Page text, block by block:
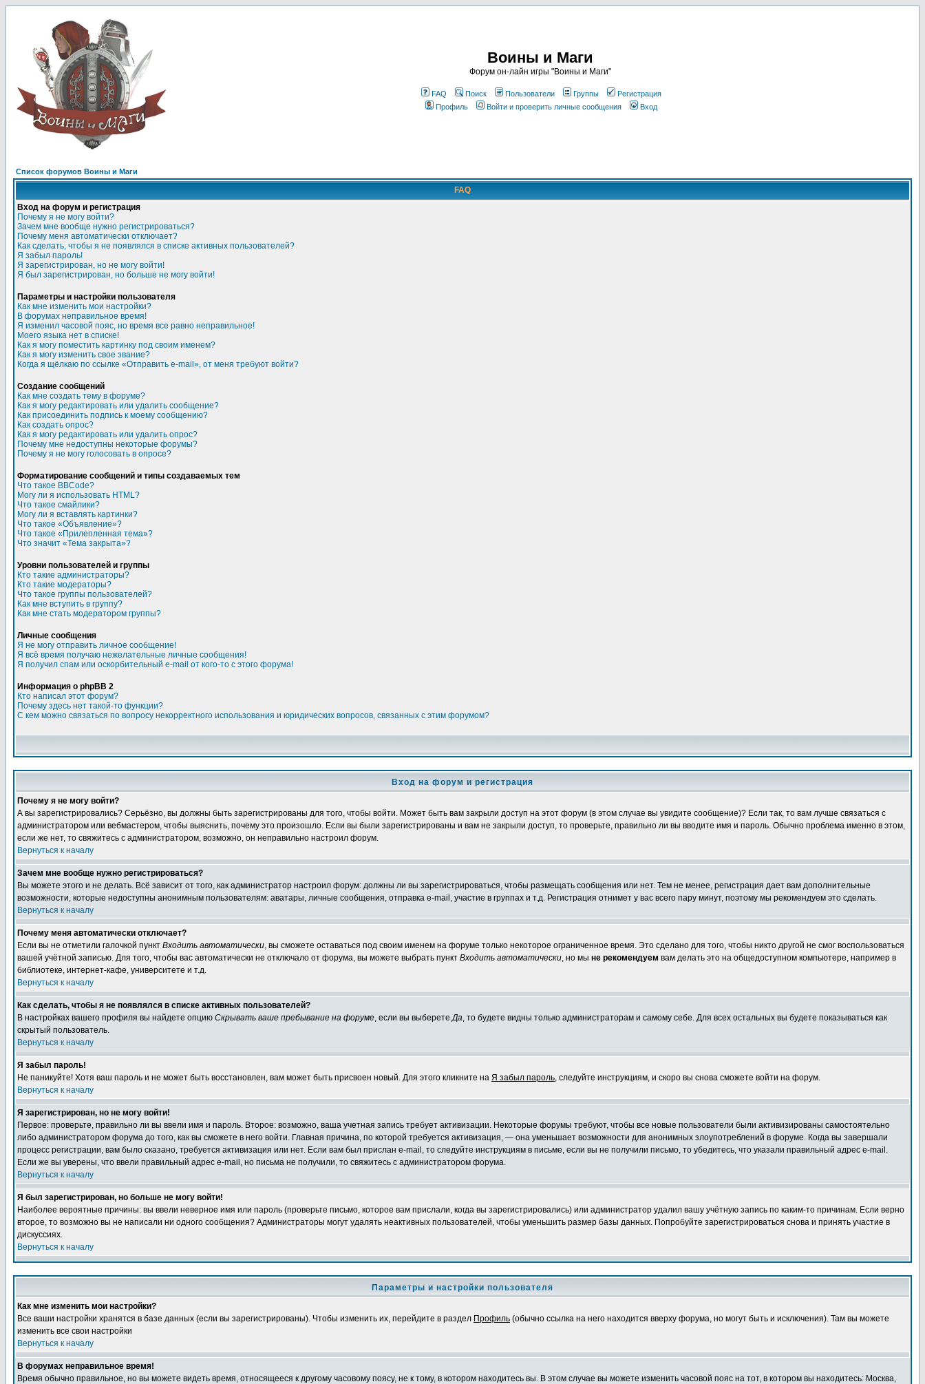
Воины и Маги
Форум он-лайн игры "Воины и Маги"
FAQ Поиск Пользователи Группы
Регистрация
Профиль
Войти и проверить личные сообщения Вход
Список форумов Воины и Маги
FAQ
Вход на форум и регистрация
Почему я не могу войти?
Зачем мне вообще нужно регистрироваться?
Почему меня автоматически отключает?
Как сделать, чтобы я не появлялся в списке активных пользователей?
Я забыл пароль!
Я зарегистрирован, но не могу войти!
Я был зарегистрирован, но больше не могу войти!
Параметры и настройки пользователя
Как мне изменить мои настройки?
В форумах неправильное время!
Я изменил часовой пояс, но время все равно неправильное!
Моего языка нет в списке!
Как я могу поместить картинку под своим именем?
Как я могу изменить свое звание?
Когда я щёлкаю по ссылке «Отправить e-mail», от меня требуют войти?
Создание сообщений
Как мне создать тему в форуме?
Как я могу редактировать или удалить сообщение?
Как присоединить подпись к моему сообщению?
Как создать опрос?
Как я могу редактировать или удалить опрос?
Почему мне недоступны некоторые форумы?
Почему я не могу голосовать в опросе?
Форматирование сообщений и типы создаваемых тем
Что такое BBCode?
Могу ли я использовать HTML?
Что такое смайлики?
Могу ли я вставлять картинки?
Что такое «Объявление»?
Что такое «Прилепленная тема»?
Что значит «Тема закрыта»?
Уровни пользователей и группы
Кто такие администраторы?
Кто такие модераторы?
Что такое группы пользователей?
Как мне вступить в группу?
Как мне стать модератором группы?
Личные сообщения
Я не могу отправить личное сообщение!
Я всё время получаю нежелательные личные сообщения!
Я получил спам или оскорбительный e-mail от кого-то с этого форума!
Информация о phpBB 2
Кто написал этот форум?
Почему здесь нет такой-то функции?
С кем можно связаться по вопросу некорректного использования и юридических вопросов, связанных с этим форумом?
Вход на форум и регистрация
Почему я не могу войти?
А вы зарегистрировались? Серьёзно, вы должны быть зарегистрированы для того, чтобы войти. Может быть вам закрыли доступ на этот форум (в этом случае вы увидите сообщение)? Если так, то вам лучше связаться с
администратором или вебмастером, чтобы выяснить, почему это произошло. Если вы были зарегистрированы и вам не закрыли доступ, то проверьте, правильно ли вы вводите имя и пароль. Обычно проблема именно в этом,
если же нет, то свяжитесь с администратором, возможно, он неправильно настроил форум.
Вернуться к началу
Зачем мне вообще нужно регистрироваться?
Вы можете этого и не делать. Всё зависит от того, как администратор настроил форум: должны ли вы зарегистрироваться, чтобы размещать сообщения или нет. Тем не менее, регистрация дает вам дополнительные
возможности, которые недоступны анонимным пользователям: аватары, личные сообщения, отправка e-mail, участие в группах и т.д. Регистрация отнимет у вас всего пару минут, поэтому мы рекомендуем это сделать.
Вернуться к началу
Почему меня автоматически отключает?
Если вы не отметили галочкой пункт Входить автоматически, вы сможете оставаться под своим именем на форуме только некоторое ограниченное время. Это сделано для того, чтобы никто другой не смог воспользоваться
вашей учётной записью. Для того, чтобы вас автоматически не отключало от форума, вы можете выбрать пункт Входить автоматически, но мы не рекомендуем вам делать это на общедоступном компьютере, например в
библиотеке, интернет-кафе, университете и т.д.
Вернуться к началу
Как сделать, чтобы я не появлялся в списке активных пользователей?
В настройках вашего профиля вы найдете опцию Скрывать ваше пребывание на форуме, если вы выберетеДа, то будете видны только администраторам и самому себе. Для всех остальных вы будете показываться как
скрытый пользователь.
Вернуться к началу
Я забыл пароль!
Не паникуйте! Хотя ваш пароль и не может быть восстановлен, вам может быть присвоен новый. Для этого кликните на Я забыл пароль, следуйте инструкциям, и скоро вы снова сможете войти на форум.
Вернуться к началу
Я зарегистрирован, но не могу войти!
Первое: проверьте, правильно ли вы ввели имя и пароль. Второе: возможно, ваша учетная запись требует активизации. Некоторые форумы требуют, чтобы все новые пользователи были активизированы самостоятельно
либо администратором форума до того, как вы сможете в него войти. Главная причина, по которой требуется активизация, — она уменьшает возможности для анонимных злоупотреблений в форуме. Когда вы завершали
процесс регистрации, вам было сказано, требуется активизация или нет. Если вам был прислан e-mail, то следуйте инструкциям в письме, если вы не получили письмо, то убедитесь, что указали правильный адрес e-mail.
Если же вы уверены, что ввели правильный адрес e-mail, но письма не получили, то свяжитесь с администратором форума.
Вернуться к началу
Я был зарегистрирован, но больше не могу войти!
Наиболее вероятные причины: вы ввели неверное имя или пароль (проверьте письмо, которое вам прислали, когда вы зарегистрировались) или администратор удалил вашу учётную запись по каким-то причинам. Если верно
второе, то возможно вы не написали ни одного сообщения? Администраторы могут удалять неактивных пользователей, чтобы уменьшить размер базы данных. Попробуйте зарегистрироваться снова и принять участие в
дискуссиях.
Вернуться к началу
Параметры и настройки пользователя
Как мне изменить мои настройки?
Все ваши настройки хранятся в базе данных (если вы зарегистрированы). Чтобы изменить их, перейдите в раздел Профиль (обычно ссылка на него находится вверху форума, но могут быть и исключения). Там вы можете
изменить все свои настройки
Вернуться к началу
В форумах неправильное время!
Время обычно правильное, но вы можете видеть время, относящееся к другому часовому поясу, не к тому, в котором находитесь вы. В этом случае вы можете изменить часовой пояс на тот, в котором вы находитесь: Москва,